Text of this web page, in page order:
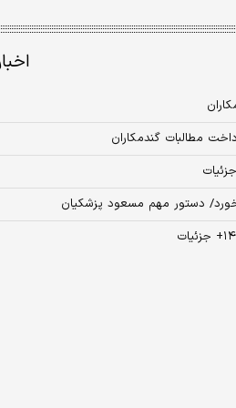
مطالبات گندمکاران
خورد/ دستور مهم مسعود پزشکیان